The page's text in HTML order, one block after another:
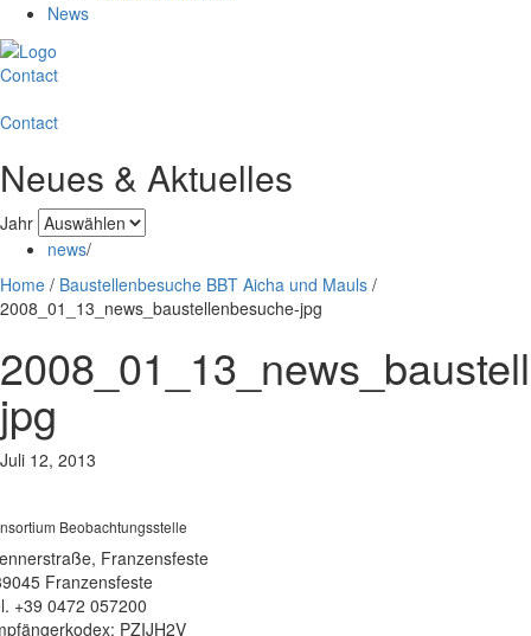
News
Contact
Contact
Neues & Aktuelles
Jahr
news/
Home / Baustellenbesuche BBT Aicha und Mauls /
2008_01_13_news_baustellenbesuche-jpg
jpg
Juli 12, 2013
Beobachtungsstelle
Franzensfeste
Franzensfeste
+39 0472 057200
PZIJH2V